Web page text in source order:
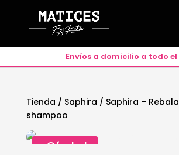
Envíos a domicilio a todo
Tienda / Saphira / Saphira –
shampoo
¡Oferta!